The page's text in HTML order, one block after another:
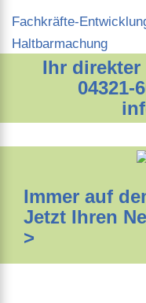
Categories
Fachkräfte-
Haltbarmachung
Ihr direkter
Immer auf
Jetzt Ihren
>